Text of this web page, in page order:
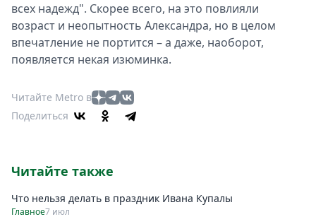
всех надежд". Скорее всего, на это повлияли
возраст и неопытность Александра, но в целом
впечатление не портится – а даже, наоборот,
появляется некая изюминка.
Читайте Metro в
Поделиться
Читайте также
Что нельзя делать в праздник Ивана Купалы
Главное7 июл